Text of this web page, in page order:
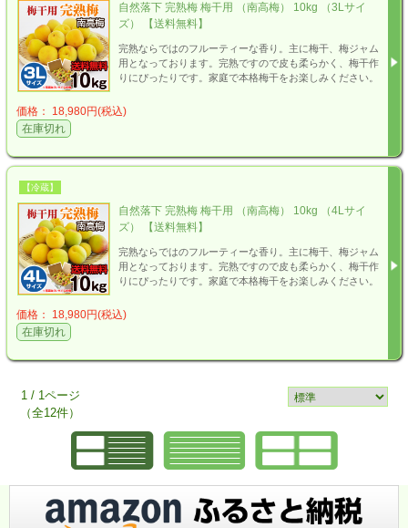
自然落下 完熟梅 梅干用 （南高梅） 10kg （3Lサイ
ズ） 【送料無料】
完熟ならではのフルーティーな香り。主に梅干、梅ジャム
用となっております。完熟ですので皮も柔らかく、梅干作
りにぴったりです。家庭で本格梅干をお楽しみください。
価格： 18,980円(税込)
在庫切れ
【冷蔵】
自然落下 完熟梅 梅干用 （南高梅） 10kg （4Lサイ
ズ） 【送料無料】
完熟ならではのフルーティーな香り。主に梅干、梅ジャム
用となっております。完熟ですので皮も柔らかく、梅干作
りにぴったりです。家庭で本格梅干をお楽しみください。
価格： 18,980円(税込)
在庫切れ
1 / 1ページ
（全12件）